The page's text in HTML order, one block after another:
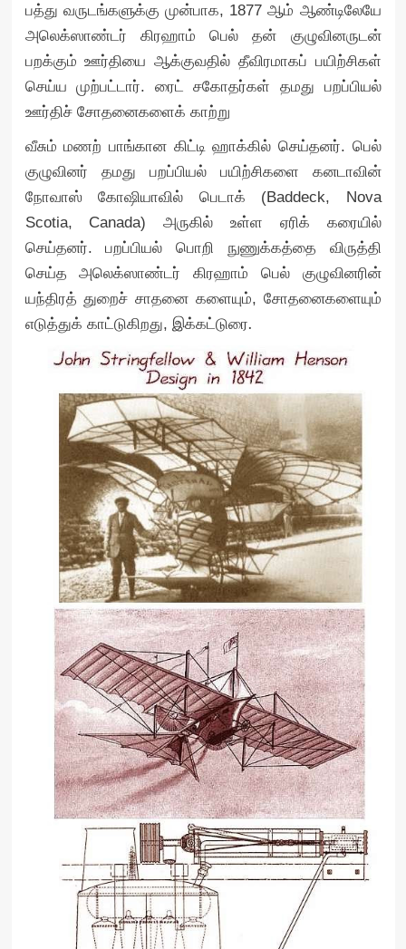
பத்து வருடங்களுக்கு முன்பாக, 1877 ஆம் ஆண்டிலேயே
அலெக்ஸாண்டர் கிரஹாம் பெல் தன் குழுவினருடன்
பறக்கும் ஊர்தியை ஆக்குவதில் தீவிரமாகப் பயிற்சிகள்
செய்ய முற்பட்டார். ரைட் சகோதர்கள் தமது பறப்பியல்
ஊர்திச் சோதனைகளைக் காற்று
வீசும் மணற் பாங்கான கிட்டி ஹாக்கில் செய்தனர். பெல்
குழுவினர் தமது பறப்பியல் பயிற்சிகளை கனடாவின்
நோவாஸ் கோஷியாவில் பெடாக் (Baddeck, Nova
Scotia, Canada) அருகில் உள்ள ஏரிக் கரையில்
செய்தனர். பறப்பியல் பொறி நுணுக்கத்தை விருத்தி
செய்த அலெக்ஸாண்டர் கிரஹாம் பெல் குழுவினரின்
யந்திரத் துறைச் சாதனை களையும், சோதனைகளையும்
எடுத்துக் காட்டுகிறது, இக்கட்டுரை.